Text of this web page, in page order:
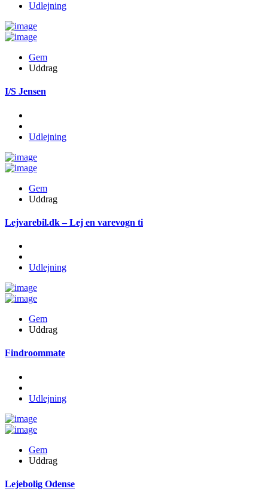
Udlejning
Gem
Uddrag
I/S Jensen
Udlejning
Gem
Uddrag
Lejvarebil.dk – Lej en varevogn ti
Udlejning
Gem
Uddrag
Findroommate
Udlejning
Gem
Uddrag
Lejebolig Odense